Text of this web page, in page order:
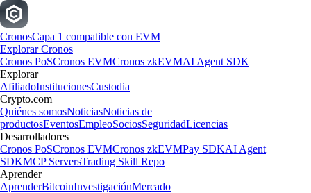
CronosCapa 1 compatible con EVM
Explorar Cronos
Cronos PoSCronos EVMCronos zkEVMAI Agent SDK
Explorar
AfiliadoInstitucionesCustodia
Crypto.com
Quiénes somosNoticiasNoticias de
productosEventosEmpleoSociosSeguridadLicencias
Desarrolladores
Cronos PoSCronos EVMCronos zkEVMPay SDKAI Agent
SDKMCP ServersTrading Skill Repo
Aprender
AprenderBitcoinInvestigaciónMercado